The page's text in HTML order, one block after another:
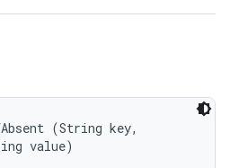
(String key,
value)